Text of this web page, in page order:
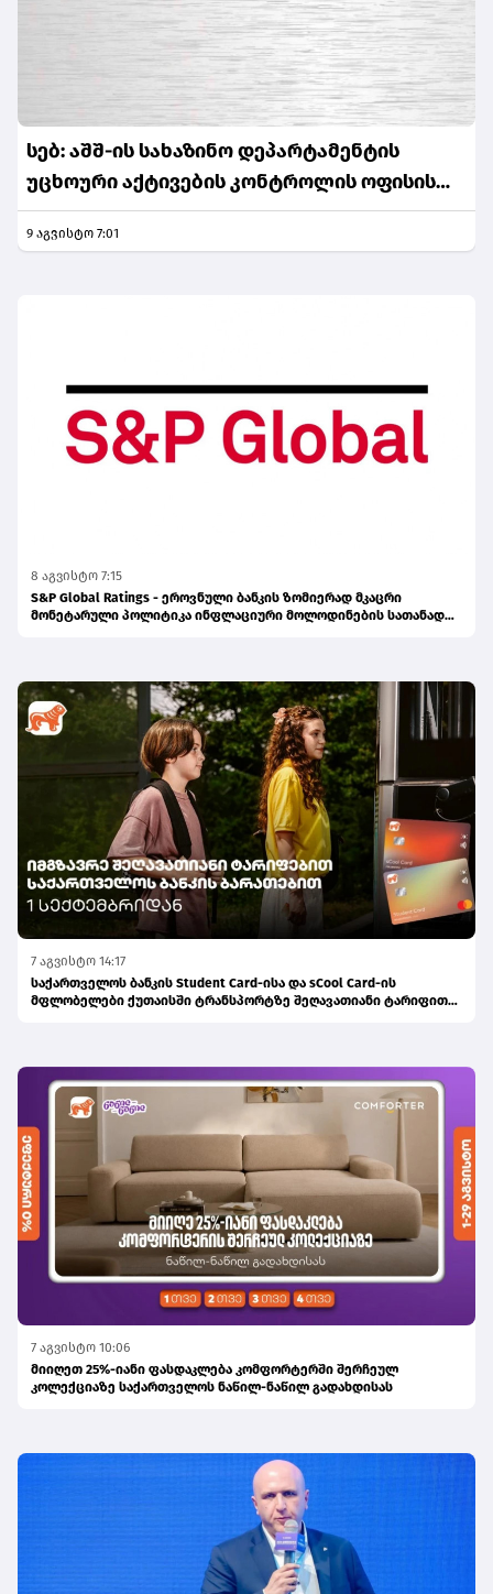
სებ: აშშ-ის სახაზინო დეპარტამენტის
უცხოური აქტივების კონტროლის ოფისის
(OFAC) მიერ სანქცირებული პირი არ
წარმოადგენს საქართველოს ეროვნული
9 აგვისტო 7:01
8 აგვისტო 7:15
S&P Global Ratings - ეროვნული ბანკის ზომიერად მკაცრი
მონეტარული პოლიტიკა ინფლაციური მოლოდინების სათანადო
7 აგვისტო 14:17
საქართველოს ბანკის Student Card-ისა და sCool Card-ის
მფლობელები ქუთაისში ტრანსპორტზე შეღავათიანი ტარიფით
7 აგვისტო 10:06
მიიღეთ 25%-იანი ფასდაკლება კომფორტერში შერჩეულ
კოლექციაზე საქართველოს ნაწილ-ნაწილ გადახდისას